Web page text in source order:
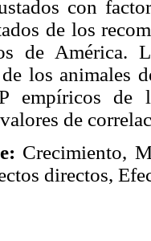
con
de los
de América.
los animales
empíricos de
de
Crecimiento,
directos,